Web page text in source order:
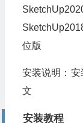
位版
安装说明：安
文
安装教程